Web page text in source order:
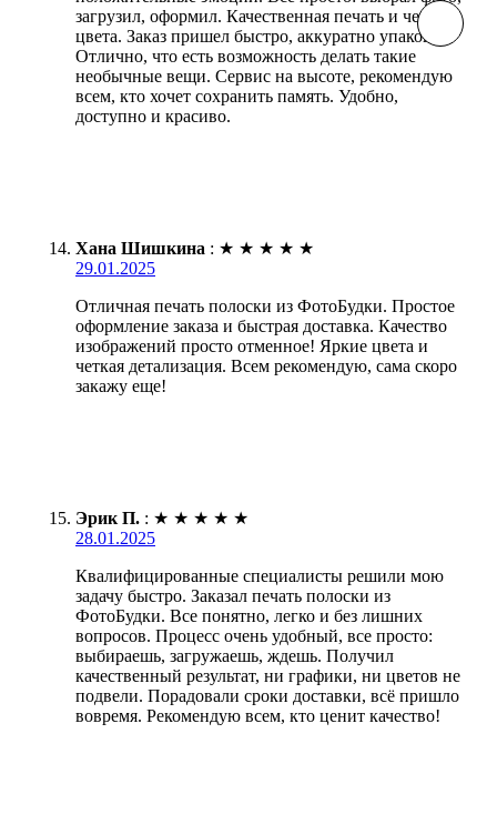
загрузил, оформил. Качественная печать и четкие
цвета. Заказ пришел быстро, аккуратно упакован.
Отлично, что есть возможность делать такие
необычные вещи. Сервис на высоте, рекомендую
всем, кто хочет сохранить память. Удобно,
доступно и красиво.
Хана Шишкина : ★ ★ ★ ★ ★
29.01.2025
Отличная печать полоски из ФотоБудки. Простое
оформление заказа и быстрая доставка. Качество
изображений просто отменное! Яркие цвета и
четкая детализация. Всем рекомендую, сама скоро
закажу еще!
Эрик П. : ★ ★ ★ ★ ★
28.01.2025
Квалифицированные специалисты решили мою
задачу быстро. Заказал печать полоски из
ФотоБудки. Все понятно, легко и без лишних
вопросов. Процесс очень удобный, все просто:
выбираешь, загружаешь, ждешь. Получил
качественный результат, ни графики, ни цветов не
подвели. Порадовали сроки доставки, всё пришло
вовремя. Рекомендую всем, кто ценит качество!